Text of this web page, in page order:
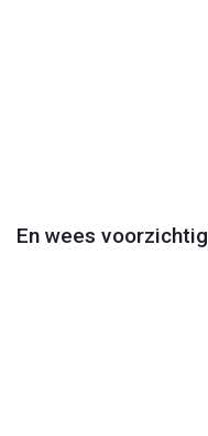
En wees voorzichtig